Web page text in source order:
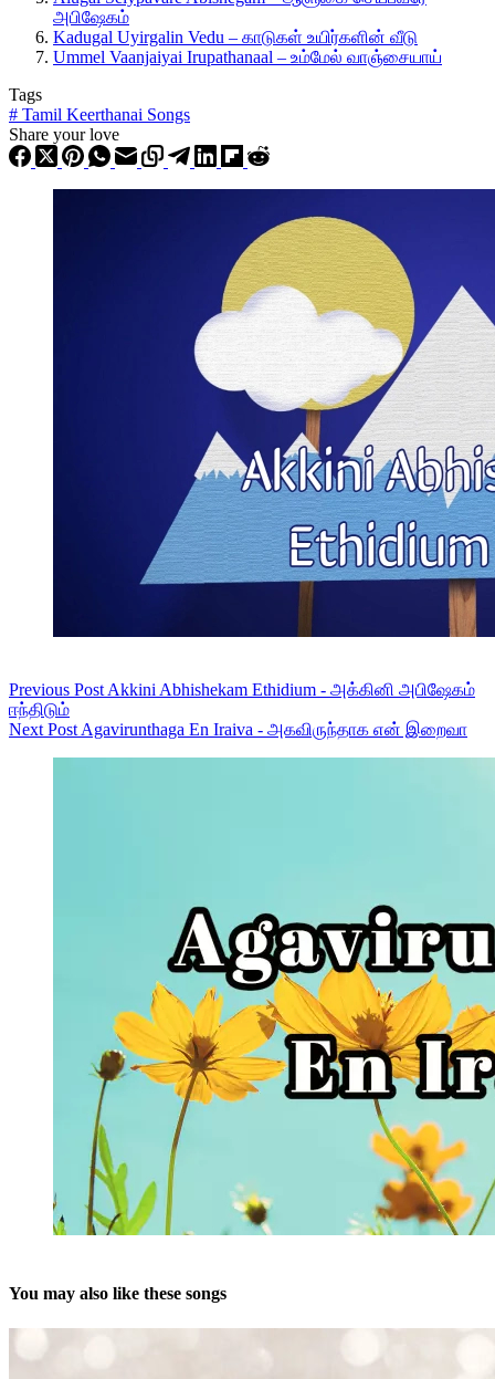
அபிஷேகம்
Kadugal Uyirgalin Vedu – காடுகள் உயிர்களின் வீடு
Ummel Vaanjaiyai Irupathanaal – உம்மேல் வாஞ்சையாய்
Tags
# Tamil Keerthanai Songs
Share your love
Previous Post Akkini Abhishekam Ethidium - அக்கினி அபிஷேகம்
ஈந்திடும்
Next Post Agavirunthaga En Iraiva - அகவிருந்தாக என் இறைவா
You may also like these songs